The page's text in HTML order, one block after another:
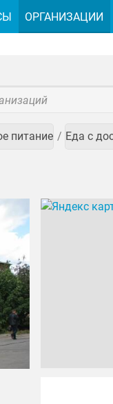
питание Еда с
ОРГАНИЗАЦИИ